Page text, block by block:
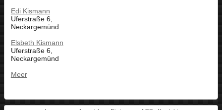
Edi Kismann
Uferstraße 6,
Neckargemünd
Elsbeth Kismann
Uferstraße 6,
Neckargemünd
Meer